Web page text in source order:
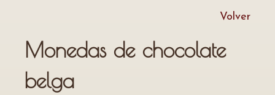
Volver
Monedas de chocolate
belga